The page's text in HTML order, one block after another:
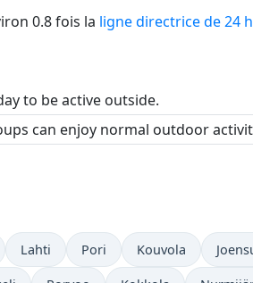
0.8 fois la ligne directrice de 24
to be active outside.
can enjoy normal outdoor
Lahti Pori Kouvola